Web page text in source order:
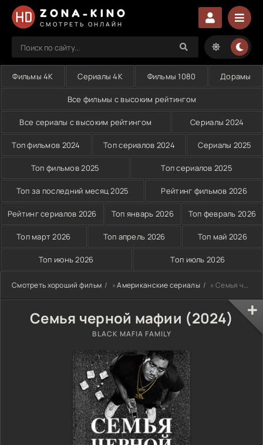
ZONA-KINO
СМОТРЕТЬ ОНЛАЙН
Фильмы 4K Сериалы 4K Фильмы 1080 Дорамы
Все фильмы с высоким рейтингом
Все сериалы с высоким рейтингом Сериалы 2024
Топ фильмов 2024 Топ сериалов 2024 Сериалы 2025
Топ фильмов 2025 Топ сериалов 2025
Топ за последний месяц 2025 Рейтинг фильмов 2026
Рейтинг сериалов 2026 Топ январь 2026 Топ февраль 2026
Топ март 2026 Топ апрель 2026 Топ май 2026
Топ июнь 2026 Топ июль 2026
Смотреть хороший фильм »Американские сериалы » Семья черной мафии (2024)
Семья черной мафии (2024)
BLACK MAFIA FAMILY